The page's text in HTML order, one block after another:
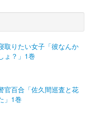
取りたい女子「彼なんか
ょ？」1巻
官百合「佐久間巡査と花
」1巻